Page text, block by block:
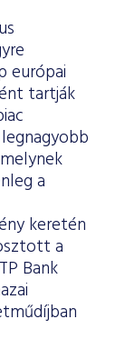
európai
tartják
a
keretén
a
Bank